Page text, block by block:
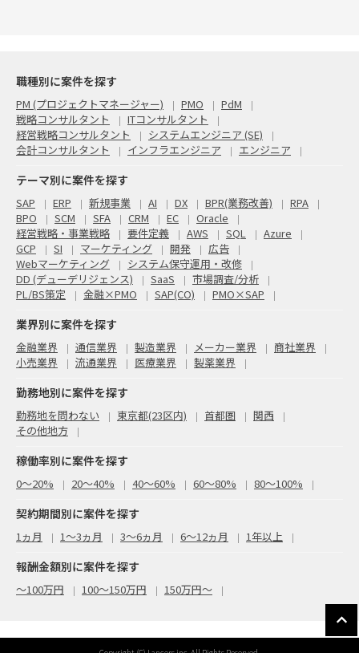
職種別に案件を探す
PM (プロジェクトマネージャー) PMO
PdM
戦略コンサルタント
ITコンサルタント
経営戦略コンサルタント
システムエンジニア (SE)
会計コンサルタント
インフラエンジニア エンジニア
テーマ別に案件を探す
SAP ERP 新規事業 AI DX BPR(業務改善)
RPA
BPO
SCM SFA CRM EC
Oracle
経営戦略・事業戦略
要件定義 AWS SQL
Azure
GCP
SI マーケティング 開発
広告
Webマーケティング
システム保守運用・改修
DD (デューデリジェンス)
SaaS
市場調査/分析
PL/BS策定
金融×PMO SAP(CO) PMO×SAP
業界別に案件を探す
金融業界 通信業界 製造業界 メーカー業界
商社業界
小売業界
流通業界 医療業界 製薬業界
勤務地別に案件を探す
勤務地を問わない 東京都(23区内) 首都圏
関西
その他地方
稼働率別に案件を探す
0〜20% 20〜40% 40〜60% 60〜80% 80〜100%
契約期間別に案件を探す
1ヵ月 1～3ヵ月 3～6ヵ月 6～12ヵ月 1年以上
報酬金額別に案件を探す
〜100万円 100〜150万円 150万円〜